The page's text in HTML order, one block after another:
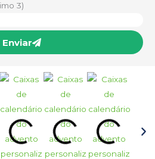
3)
Enviar